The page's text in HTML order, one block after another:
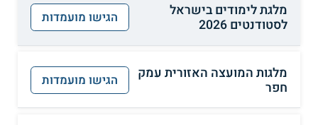
מלגת לימודים בישראל
לסטודנטים 2026
הגישו מועמדות
מלגות המועצה האזורית עמק
חפר
הגישו מועמדות